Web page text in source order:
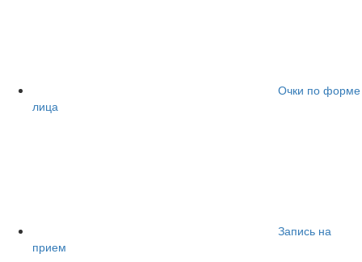
Очки по форме
лица
Запись на
прием